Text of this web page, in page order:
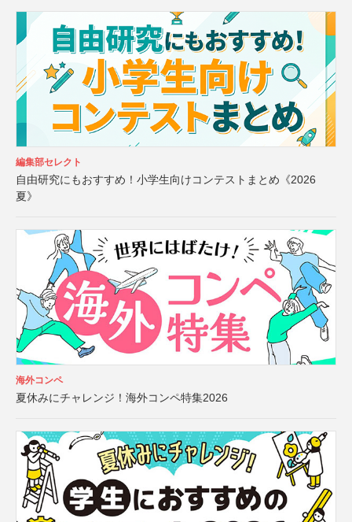
編集部セレクト
自由研究にもおすすめ！小学生向けコンテストまとめ《2026
夏》
海外コンペ
夏休みにチャレンジ！海外コンペ特集2026